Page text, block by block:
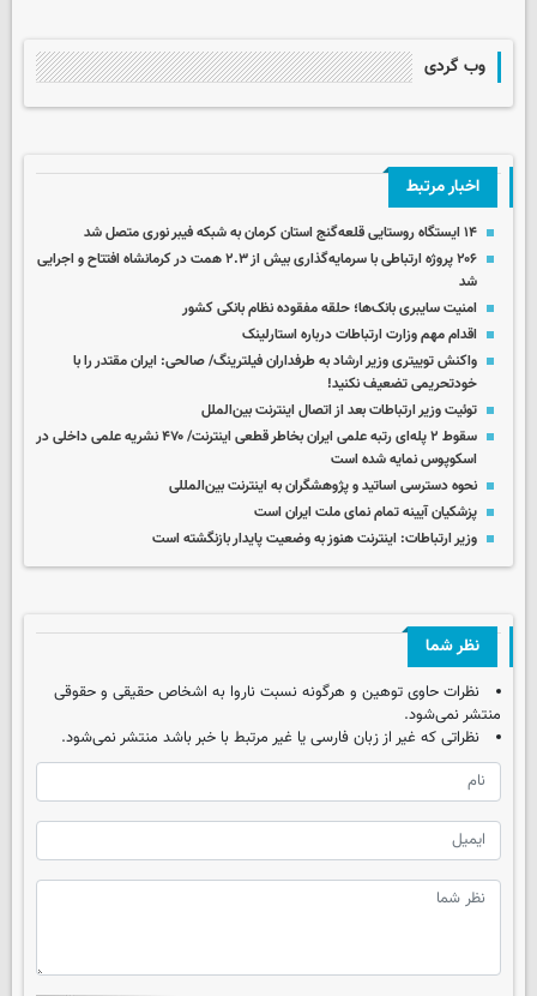
وب گردی
اخبار مرتبط
۱۴ ایستگاه روستایی قلعه‌گنج استان کرمان به شبکه فیبر نوری متصل شد
۲۰۶ پروژه ارتباطی با سرمایه‌گذاری بیش از ۲.۳ همت در کرمانشاه افتتاح و اجرایی
شد
امنیت سایبری بانک‌ها؛ حلقه مفقوده نظام بانکی کشور
اقدام مهم وزارت ارتباطات درباره استارلینک
واکنش توییتری وزیر ارشاد به طرفداران فیلترینگ/ صالحی: ایران مقتدر را با
خودتحریمی تضعیف نکنید!
توئیت وزیر ارتباطات بعد از اتصال اینترنت بین‌الملل
سقوط ۲ پله‌ای رتبه علمی ایران بخاطر قطعی اینترنت/ ۴۷۰ نشریه علمی داخلی در
اسکوپوس نمایه شده است
نحوه دسترسی اساتید و پژوهشگران به اینترنت بین‌المللی
پزشکیان آیینه تمام‌ نمای ملت ایران است
وزیر ارتباطات: اینترنت هنوز به وضعیت پایدار بازنگشته است
نظر شما
نظرات حاوی توهین و هرگونه نسبت ناروا به اشخاص حقیقی و حقوقی
منتشر نمی‌شود.
نظراتی که غیر از زبان فارسی یا غیر مرتبط با خبر باشد منتشر نمی‌شود.